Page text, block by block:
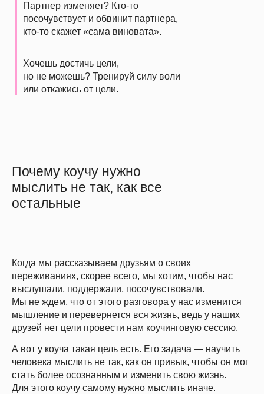
Партнер изменяет? Кто-то
посочувствует и обвинит партнера,
кто-то скажет «сама виновата».
Хочешь достичь цели,
но не можешь? Тренируй силу воли
или откажись от цели.
Почему коучу нужно
мыслить не так, как все
остальные
Когда мы рассказываем друзьям о своих
переживаниях, скорее всего, мы хотим, чтобы нас
выслушали, поддержали, посочувствовали.
Мы не ждем, что от этого разговора у нас изменится
мышление и перевернется вся жизнь, ведь у наших
друзей нет цели провести нам коучинговую сессию.
А вот у коуча такая цель есть. Его задача — научить
человека мыслить не так, как он привык, чтобы он мог
стать более осознанным и изменить свою жизнь.
Для этого коучу самому нужно мыслить иначе.